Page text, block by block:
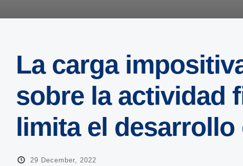
La carga
sobre la actividad
limita el
29 December, 2022